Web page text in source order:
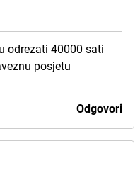
odrezati 40000 sati
posjetu
Odgovori